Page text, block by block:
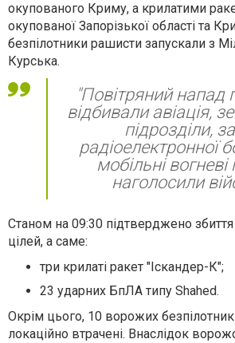
окупованого Криму, а крилатими
окупованої Запорізької області та
безпілотники рашисти запускали з
Курська.
"Повітряний напад
відбивали авіація,
підрозділи,
радіоелектронної
мобільні
наголосили
Станом на 09:30 підтверджено збиття
цілей, а саме:
три крилаті ракет "Іскандер-К";
23 ударних БпЛА типу Shahed.
Окрім цього, 10 ворожих
локаційно втрачені. Внаслідок